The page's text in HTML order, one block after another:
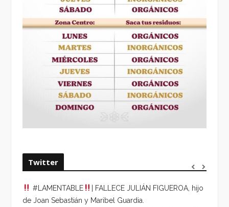
Twitter
#LAMENTABLE
| FALLECE JULIÁN FIGUEROA, hijo
de Joan Sebastián y Maribel Guardia.